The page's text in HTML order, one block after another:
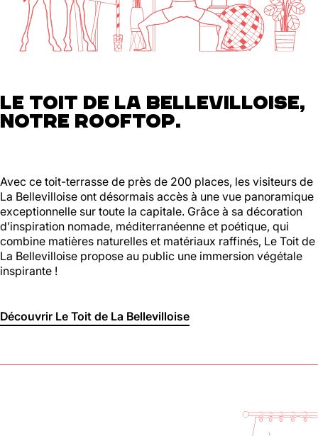
LE TOIT DE LA BELLEVILLOISE,
NOTRE ROOFTOP.
Avec ce toit-terrasse de près de 200 places, les visiteurs de
La Bellevilloise ont désormais accès à une vue panoramique
exceptionnelle sur toute la capitale. Grâce à sa décoration
d’inspiration nomade, méditerranéenne et poétique, qui
combine matières naturelles et matériaux raffinés, Le Toit de
La Bellevilloise propose au public une immersion végétale
inspirante !
Découvrir Le Toit de La Bellevilloise